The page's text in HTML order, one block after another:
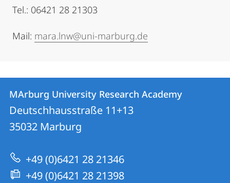
Tel.: 06421 28 21303
Mail: mara.lnw@uni-marburg.de
Contact
Contact
details
MArburg
University
Research
Academy
MArburg University Research Academy
Deutschhausstraße 11+13
35032 Marburg
+49 (0)6421 28 21346
+49 (0)6421 28 21398